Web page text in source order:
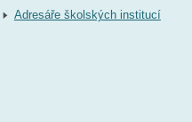
Adresáře školských institucí